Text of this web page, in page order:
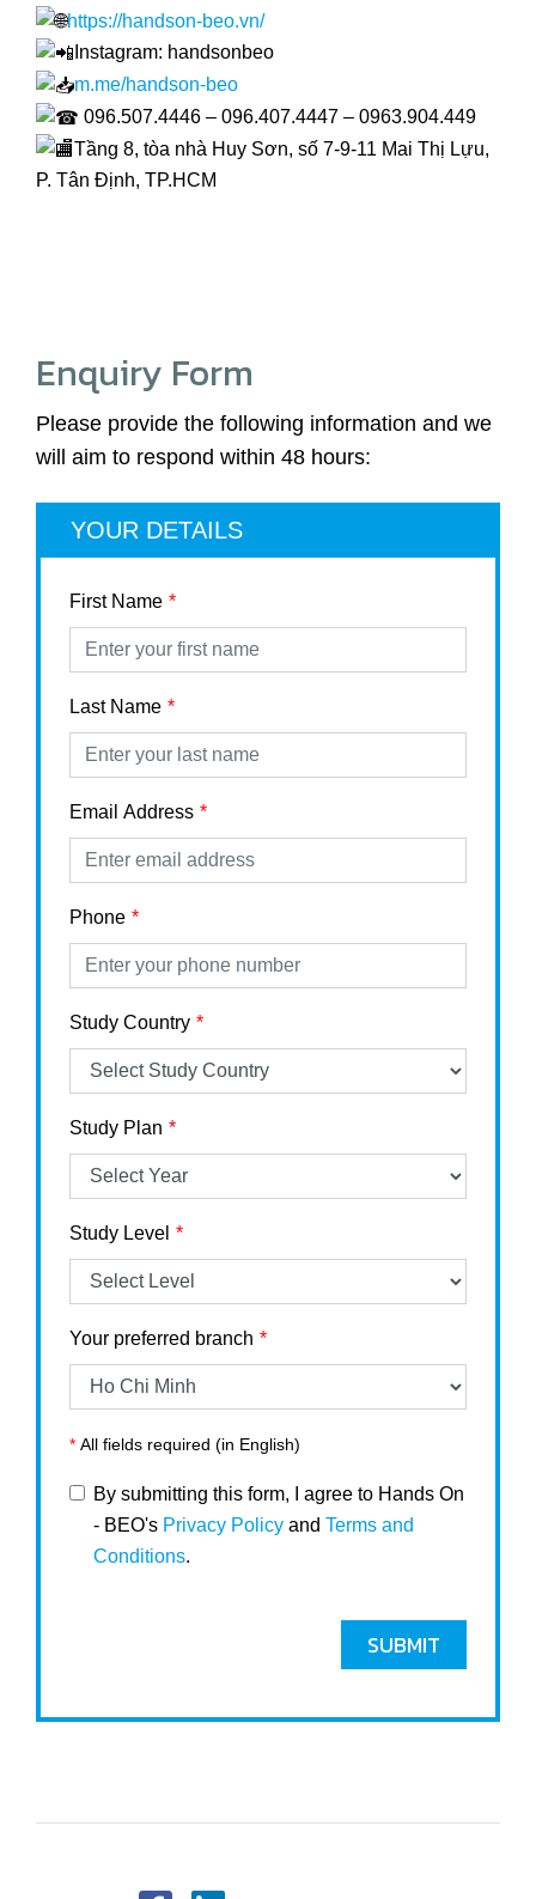
https://handson-beo.vn/
Instagram: handsonbeo
m.me/handson-beo
096.507.4446 – 096.407.4447 – 0963.904.449
Tầng 8, tòa nhà Huy Sơn, số 7-9-11 Mai Thị Lựu,
P. Tân Định, TP.HCM
Enquiry Form
Please provide the following information and we
will aim to respond within 48 hours:
YOUR DETAILS
First Name
Last Name
Email Address
Phone
Study Country
Study Plan
Study Level
Your preferred branch
* All fields required (in English)
By submitting this form, I agree to Hands On
- BEO's Privacy Policy and Terms and
Conditions.
SUBMIT